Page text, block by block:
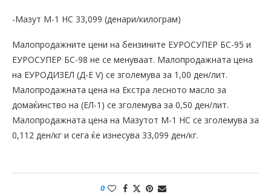
-Мазут М-1 НС 33,099 (денари/килограм)
Малопродажните цени на бензините ЕУРОСУПЕР БС-95 и
ЕУРОСУПЕР БС-98 не се менуваат. Малопродажната цена
на ЕУРОДИЗЕЛ (Д-Е V) се зголемува за 1,00 ден/лит.
Малопродажната цена на Екстра лесното масло за
домаќинство на (ЕЛ-1) се зголемува за 0,50 ден/лит.
Малопродажната цена на Мазутот М-1 НС се зголемува за
0,112 ден/кг и сега ќе изнесува 33,099 ден/кг.
0